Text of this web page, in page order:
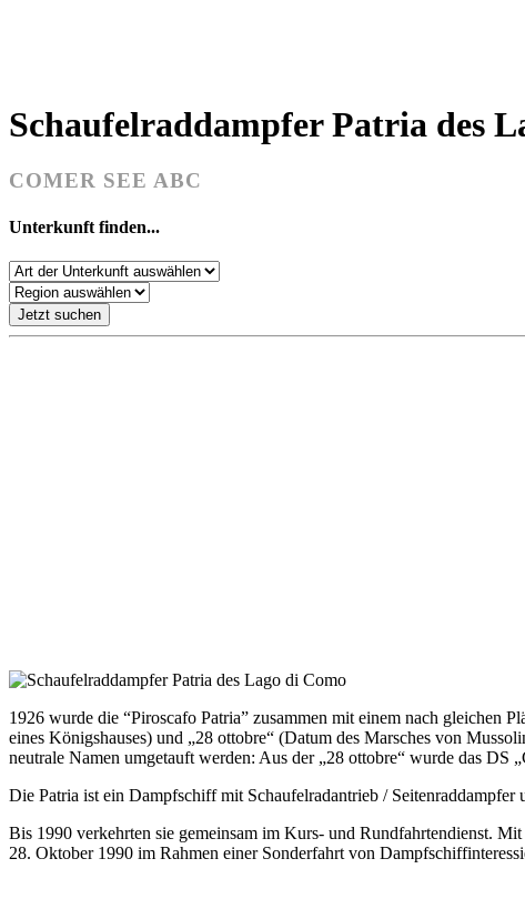
Schaufelraddampfer Patria des
COMER SEE ABC
Unterkunft finden...
Jetzt suchen
1926 wurde die “Piroscafo Patria” zusammen mit einem nach gleichen
eines Königshauses) und „28 ottobre“ (Datum des Marsches von
neutrale Namen umgetauft werden: Aus der „28 ottobre“ wurde das DS
Die Patria ist ein Dampfschiff mit Schaufelradantrieb /
Bis 1990 verkehrten sie gemeinsam im Kurs- und Rundfahrtendienst.
28. Oktober 1990 im Rahmen einer Sonderfahrt von